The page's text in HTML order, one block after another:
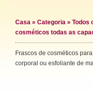
Casa » Categoria » Todos
cosméticos todas as
Frascos de cosméticos
corporal ou esfoliante de